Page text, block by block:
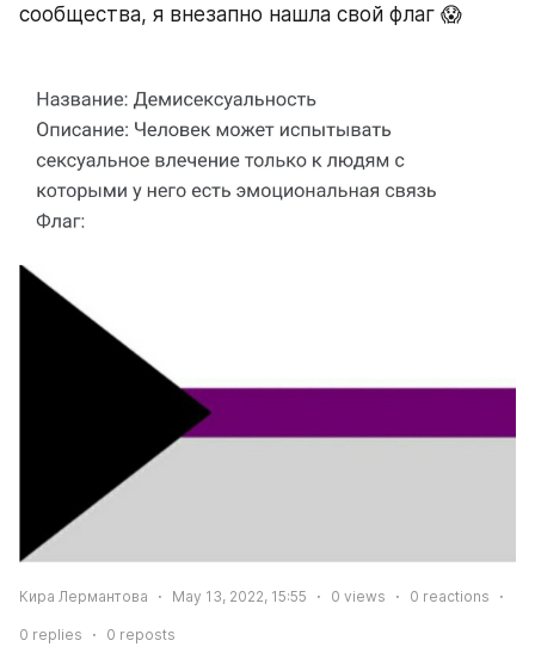
сообщества, я внезапно нашла свой флаг 😱
Кира Лермантова May 13, 2022, 15:55 0 views 0 reactions
0 replies 0 reposts